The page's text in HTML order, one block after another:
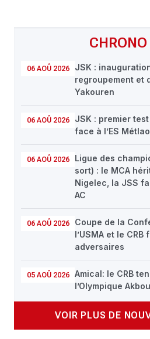
CHRONO
06 AOÛ 2026
JSK :
regroupement et
Yakouren
06 AOÛ 2026
JSK : premier
face à l’ES
06 AOÛ 2026
Ligue des
sort) : le MCA
Nigelec, la JSS
AC
06 AOÛ 2026
Coupe de la
l’USMA et le
adversaires
05 AOÛ 2026
Amical: le CRB
l’Olympique Akbou
VOIR PLUS DE